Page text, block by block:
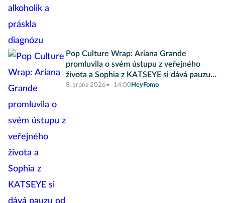
Pop Culture Wrap: Ariana Grande
promluvila o svém ústupu z veřejného
života a Sophia z KATSEYE si dává pauzu
od skupiny
8. srpna 2026 14:00 HeyFomo